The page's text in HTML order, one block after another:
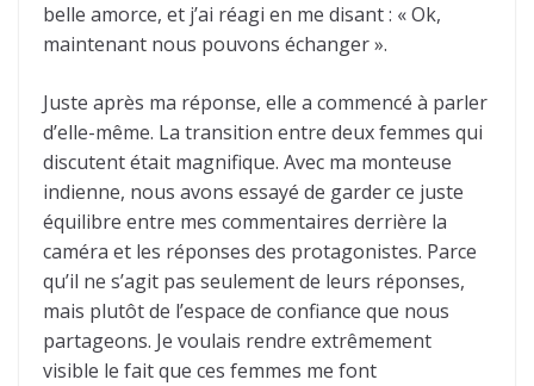
belle amorce, et j’ai réagi en me disant : « Ok,
maintenant nous pouvons échanger ».
Juste après ma réponse, elle a commencé à parler
d’elle-même. La transition entre deux femmes qui
discutent était magnifique. Avec ma monteuse
indienne, nous avons essayé de garder ce juste
équilibre entre mes commentaires derrière la
caméra et les réponses des protagonistes. Parce
qu’il ne s’agit pas seulement de leurs réponses,
mais plutôt de l’espace de confiance que nous
partageons. Je voulais rendre extrêmement
visible le fait que ces femmes me font